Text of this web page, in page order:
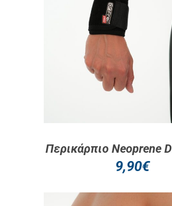
Περικάρπιο Neoprene
9,90€